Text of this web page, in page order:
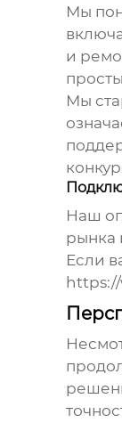
Мы
и
Мы
Наш
рынка
Если